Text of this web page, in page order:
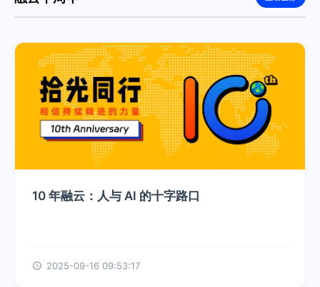
10 年融云：人与 AI 的十字路口
2025-09-16 09:53:17